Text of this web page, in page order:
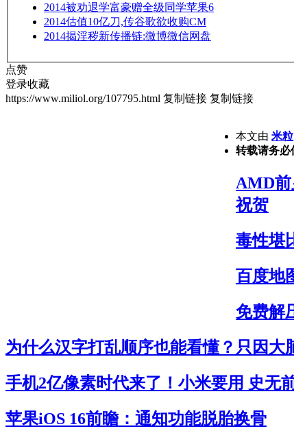
2014被劝退学富豪赠全级同学苹果6
2014估值10亿刀,传谷歌欲收购CM
2014揭淫秽新传播链:微博微信网盘
点赞
登录收藏
https://www.miliol.org/107795.html 复制链接 复制链接
本文由 米粒
转载请务必
AMD前
祝贺
毒性堪
百度地
免费解
为什么汉字打乱顺序也能看懂？只因大
手机2亿像素时代来了！小米要用 史无
苹果iOS 16前瞻：通知功能脱胎换骨